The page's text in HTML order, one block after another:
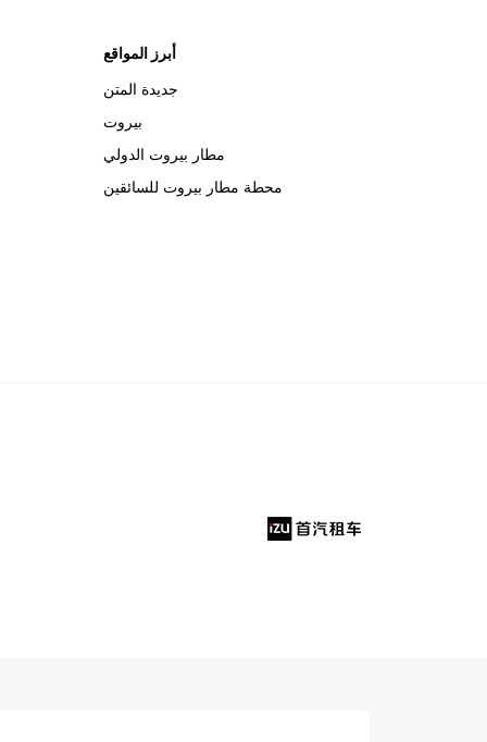
أبرز المواقع
جديدة المتن
بيروت
مطار بيروت الدولي
محطة مطار بيروت للسائقين